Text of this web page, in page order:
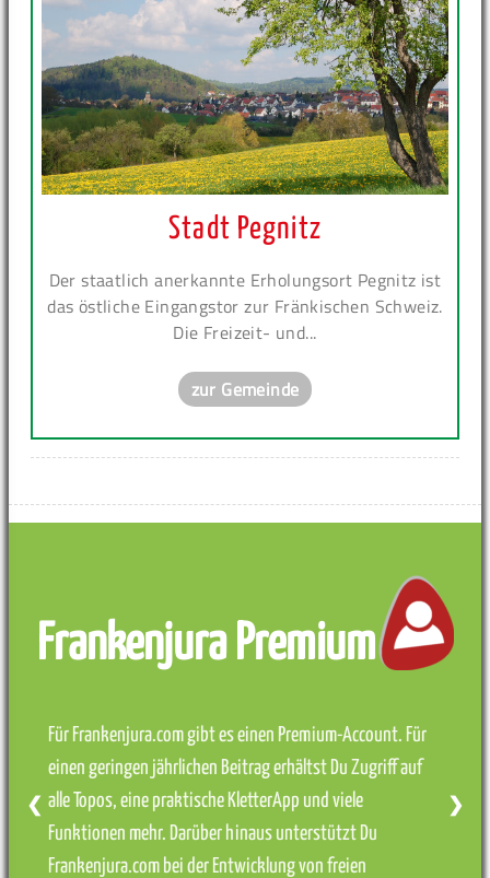
Stadt Pegnitz
Der staatlich anerkannte Erholungsort Pegnitz ist
das östliche Eingangstor zur Fränkischen Schweiz.
Die Freizeit- und...
zur Gemeinde
Frankenjura Premium
Für Frankenjura.com gibt es einen Premium-Account. Für
einen geringen jährlichen Beitrag erhältst Du Zugriff auf
alle Topos, eine praktische KletterApp und viele
Funktionen mehr. Darüber hinaus unterstützt Du
Frankenjura.com bei der Entwicklung von freien
❮ ❯